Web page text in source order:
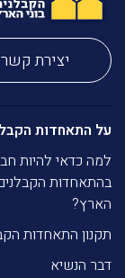
יצירת קשר
על התאחדות
למה כדאי להיות
בהתאחדות הקבלנים
הארץ?
תקנון התאחדות
דבר הנשיא